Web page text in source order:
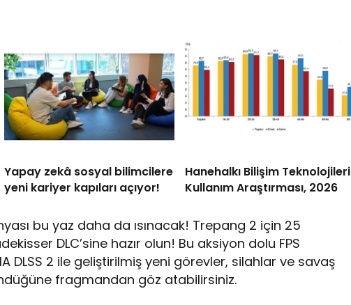
Yapay zekâ sosyal bilimcilere
yeni kariyer kapıları açıyor!
Hanehalkı Bilişim Teknolojileri
Kullanım Araştırması, 2026
bu yaz daha da ısınacak! Trepang 2 için 25
DLC’sine hazır olun! Bu aksiyon dolu FPS
DLSS 2 ile geliştirilmiş yeni görevler, silahlar ve savaş
fragmandan göz atabilirsiniz.